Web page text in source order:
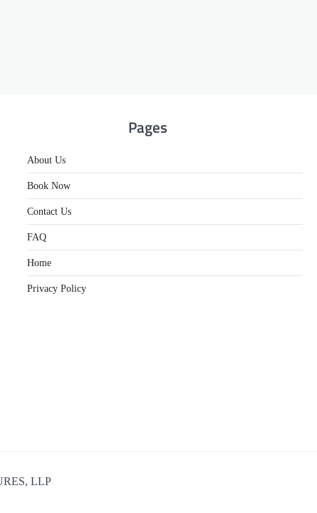
Pages
About Us
Book Now
Contact Us
FAQ
Home
Privacy Policy
LLP